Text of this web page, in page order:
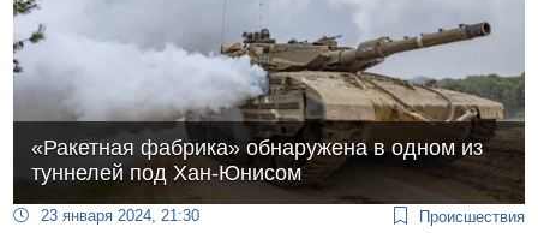
«Ракетная фабрика» обнаружена в одном из
туннелей под Хан-Юнисом
23 января 2024, 21:30 Происшествия